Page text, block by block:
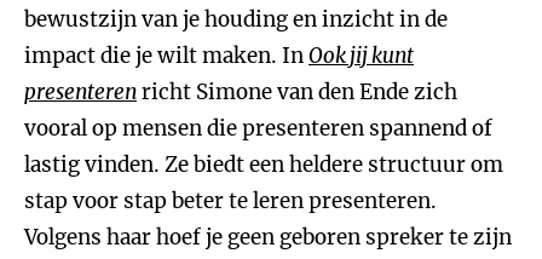
bewustzijn van je houding en inzicht in de
impact die je wilt maken. InOok jij kunt
presenterenricht Simone van den Ende zich
vooral op mensen die presenteren spannend of
lastig vinden. Ze biedt een heldere structuur om
stap voor stap beter te leren presenteren.
Volgens haar hoef je geen geboren spreker te zijn